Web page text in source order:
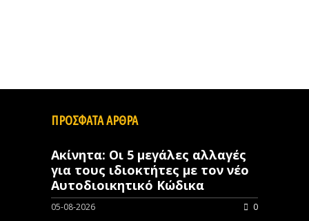
ΠΡΟΣΦΑΤΑ ΑΡΘΡΑ
Ακίνητα: Οι 5 μεγάλες αλλαγές
για τους ιδιοκτήτες με τον νέο
Αυτοδιοικητικό Κώδικα
05-08-2026 0